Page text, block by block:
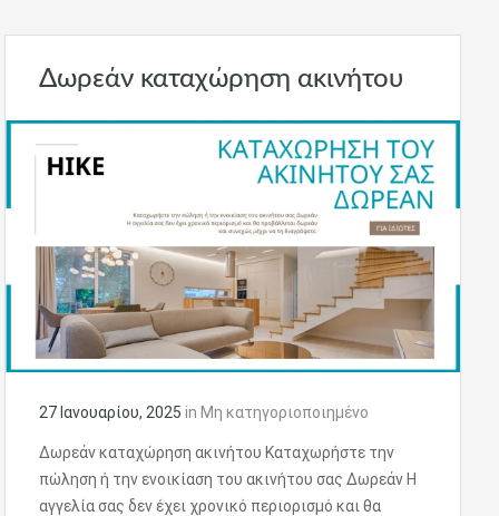
Δωρεάν καταχώρηση ακινήτου
27 Ιανουαρίου, 2025 in Μη κατηγοριοποιημένο
Δωρεάν καταχώρηση ακινήτου Καταχωρήστε την
πώληση ή την ενοικίαση του ακινήτου σας Δωρεάν Η
αγγελία σας δεν έχει χρονικό περιορισμό και θα